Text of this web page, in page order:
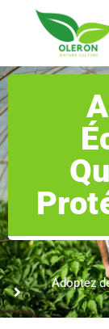
Adoptez